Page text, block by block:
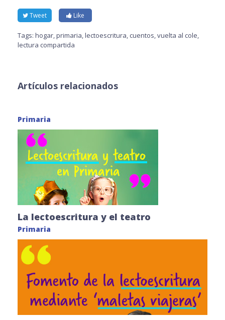
Tweet Like
Tags: hogar,primaria,lectoescritura, cuentos,vuelta al cole,
lectura compartida
Artículos relacionados
Primaria
La lectoescritura y el teatro
Primaria